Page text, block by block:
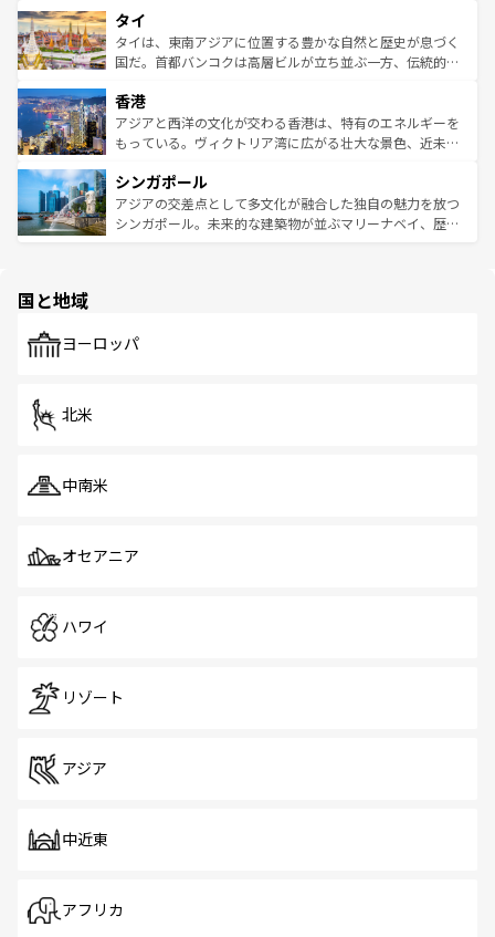
リティに包まれながら、韓国の多彩な魅力を心ゆくまで味
わってみてほしい。 なお、新着の韓国情報はコンテンツ一
覧を参照してほしい。
急速な発展と共に伝統が息づく。ハノイの古い町並みやホ
ーチミン市のフランス統治時代の建物も、独特の雰囲気を
醸し出している。また、バラエティの豊かさとおいしさで
とつ。フォーやバインミー、ベトナムコーヒーなどは、ぜ
ひ現地で味わいたい。どの地域を訪れてもあたたかい人々
が旅行者を迎えてくれるので、きっと忘れられない旅にな
参照してほしい。
タイ
タイは、東南アジアに位置する豊かな自然と歴史が息づく
国だ。首都バンコクは高層ビルが立ち並ぶ一方、伝統的な
の活気が交差している。北部ではチェンマイなどの山岳地
帯で自然と触れ合い、南部ではプーケットやクラビの美し
いビーチでリゾート気分を楽しむことができる。タイ料理
激する。気候は一年中温暖で、どの季節にも異なる楽しみ
が待っている。親しみやすいタイの人々、仏教を中心とし
た文化、そして多様な観光資源が、訪れる旅人を魅了し続
香港
アジアと西洋の文化が交わる香港は、特有のエネルギーを
もっている。ヴィクトリア湾に広がる壮大な景色、近未来
み、どこを訪れても感動するはず。観光スポットが密集し
ており、効率よく見どころを回れるのも魅力。息をのむよ
うな絶景から文化的な体験まで、香港を存分に楽しみ尽く
シンガポール
アジアの交差点として多文化が融合した独自の魅力を放つ
シンガポール。未来的な建築物が並ぶマリーナベイ、歴史
で、ホーカーズは地元の風情を楽しめる外せないスポット
国と地域
ヨーロッパ
北米
中南米
オセアニア
ハワイ
リゾート
アジア
中近東
アフリカ